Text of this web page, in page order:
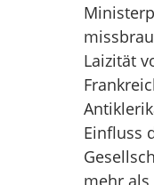
Laizität
Einfluss
mehr als